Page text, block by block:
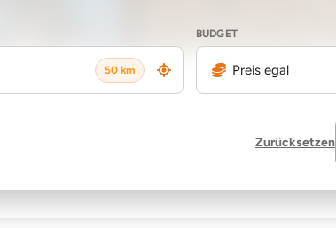
50 km
BUDGET
Preis egal
Zurücksetzen